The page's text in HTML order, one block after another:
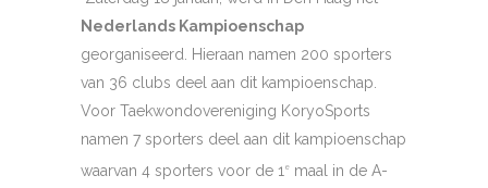
Nederlands Kampioenschap
georganiseerd. Hieraan namen 200 sporters
van 36 clubs deel aan dit kampioenschap.
Voor Taekwondovereniging KoryoSports
namen 7 sporters deel aan dit kampioenschap
waarvan 4 sporters voor de 1 e maal in de A-